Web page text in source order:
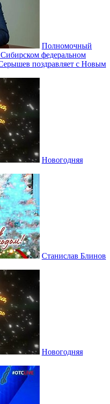
Полномочный
федеральном
поздравляет с Новым
Новогодняя
Станислав Блинов
Новогодняя